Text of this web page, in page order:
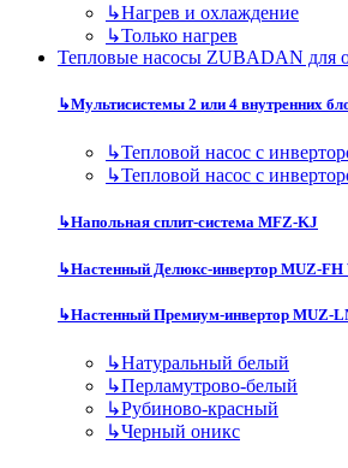
↳Нагрев и охлаждение
↳Только нагрев
Тепловые насосы ZUBADAN для
↳Мультисистемы 2 или 4 внутренних
↳Тепловой насос с
↳Тепловой насос с
↳Напольная сплит-система MFZ-KJ
↳Настенный Делюкс-инвертор MUZ-FH
↳Настенный Премиум-инвертор MUZ-
↳Натуральный белый
↳Перламутрово-белый
↳Рубиново-красный
↳Черный оникс